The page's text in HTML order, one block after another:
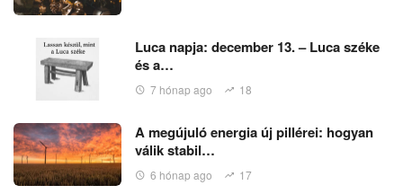
Luca napja: december 13. – Luca széke
és a…
7 hónap ago 18
A megújuló energia új pillérei: hogyan
válik stabil…
6 hónap ago 17